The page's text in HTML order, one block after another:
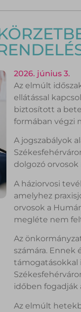
2026. június 3.
Az elmúlt
ellátással
biztosított a
formában végzi
A jogszabályok
dolgozó
A háziorvosi
amelyhez
orvosok a
megléte nem
Az
számára. Ennek
támogatásokkal
időben fogadják
Az elmúlt